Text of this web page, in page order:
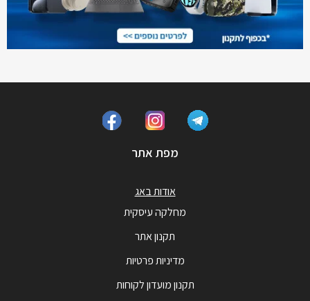
מפת אתר
אודות באג
מחלקה עיסקית
תקנון אתר
מדיניות פרטיות
תקנון מועדון לקוחות